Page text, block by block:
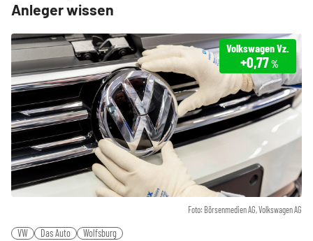
Anleger wissen
Foto: Börsenmedien AG, Volkswagen AG
Volkswagen Vz.
+0,77 %
VW Das Auto Wolfsburg